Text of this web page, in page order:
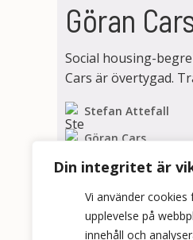
Din integritet är
Vi använder
upplevelse på
innehåll och
Göran
Social housing-
Cars är övertygad.
Stefan Attefall
Göran Cars